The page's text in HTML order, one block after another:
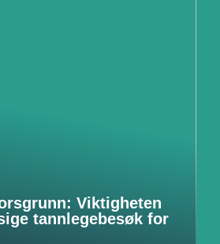
Viktigheten
tannlegebesøk for